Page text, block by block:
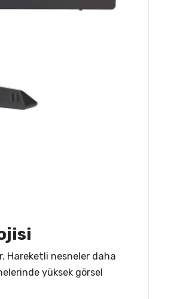
Hareketli nesneler daha
yüksek görsel